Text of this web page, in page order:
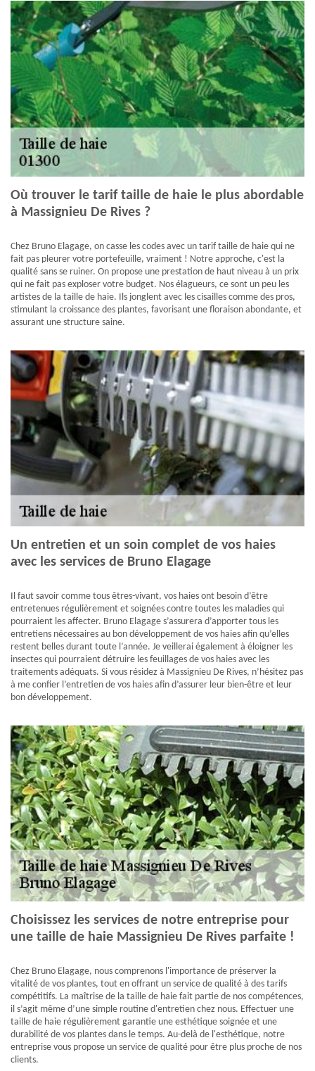
Où trouver le tarif taille de haie le plus abordable
à Massignieu De Rives ?
Chez Bruno Elagage, on casse les codes avec un tarif taille de haie qui ne
fait pas pleurer votre portefeuille, vraiment ! Notre approche, c'est la
qualité sans se ruiner. On propose une prestation de haut niveau à un prix
qui ne fait pas exploser votre budget. Nos élagueurs, ce sont un peu les
artistes de la taille de haie. Ils jonglent avec les cisailles comme des pros,
stimulant la croissance des plantes, favorisant une floraison abondante, et
assurant une structure saine.
Un entretien et un soin complet de vos haies
avec les services de Bruno Elagage
Il faut savoir comme tous êtres-vivant, vos haies ont besoin d’être
entretenues régulièrement et soignées contre toutes les maladies qui
pourraient les affecter. Bruno Elagage s’assurera d’apporter tous les
entretiens nécessaires au bon développement de vos haies afin qu’elles
restent belles durant toute l’année. Je veillerai également à éloigner les
insectes qui pourraient détruire les feuillages de vos haies avec les
traitements adéquats. Si vous résidez à Massignieu De Rives, n’hésitez pas
à me confier l’entretien de vos haies afin d’assurer leur bien-être et leur
bon développement.
Choisissez les services de notre entreprise pour
une taille de haie Massignieu De Rives parfaite !
Chez Bruno Elagage, nous comprenons l'importance de préserver la
vitalité de vos plantes, tout en offrant un service de qualité à des tarifs
compétitifs. La maîtrise de la taille de haie fait partie de nos compétences,
il s’agit même d’une simple routine d'entretien chez nous. Effectuer une
taille de haie régulièrement garantie une esthétique soignée et une
durabilité de vos plantes dans le temps. Au-delà de l'esthétique, notre
entreprise vous propose un service de qualité pour être plus proche de nos
clients.